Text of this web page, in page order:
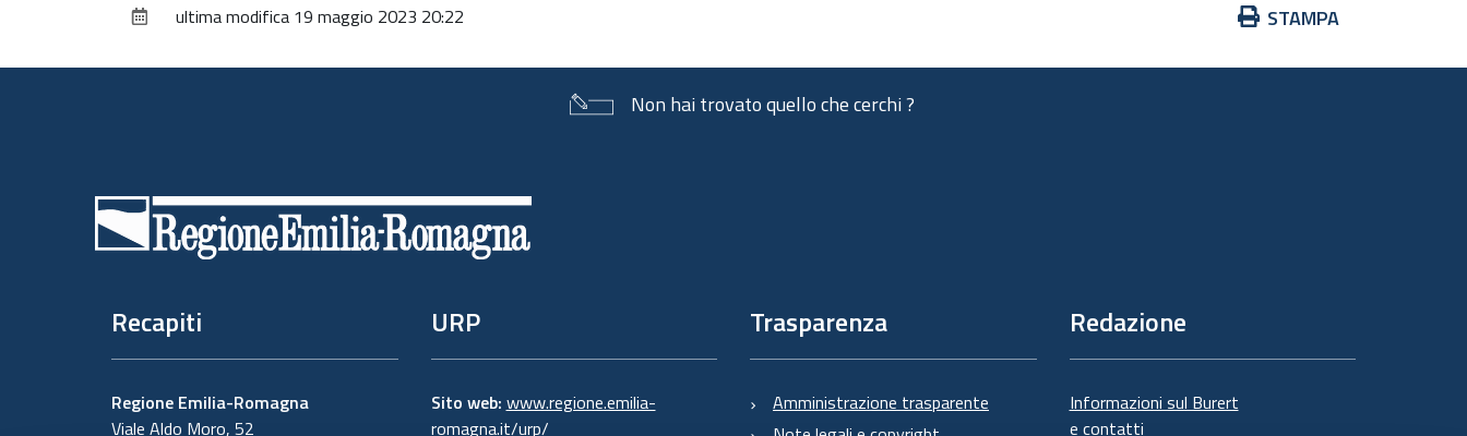
Azioni
documento
STAMPA
ultima modifica 19 maggio 2023 20:22
Non hai trovato quello che cerchi ?
Recapiti
Regione Emilia-Romagna
Viale Aldo Moro, 52
URP
Sito web: www.regione.emilia-
romagna.it/urp/
Trasparenza
Amministrazione trasparente
Redazione
Informazioni sul Burert
e contatti